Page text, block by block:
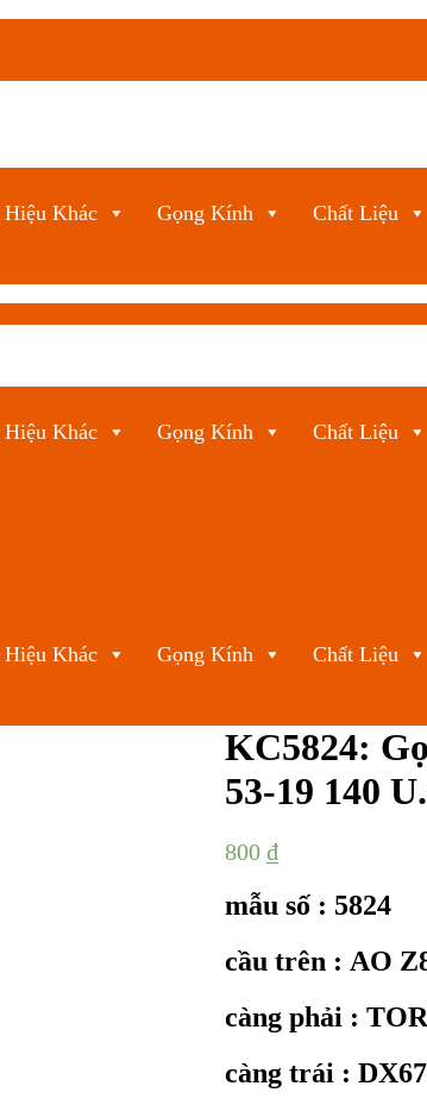
Khác Gọng Kính Chất Liệu
Khác Gọng Kính Chất Liệu
Khác Gọng Kính Chất Liệu
KC5824:
53-19 140
800 ₫
mẫu số : 5824
cầu trên : AO
càng phải :
càng trái :